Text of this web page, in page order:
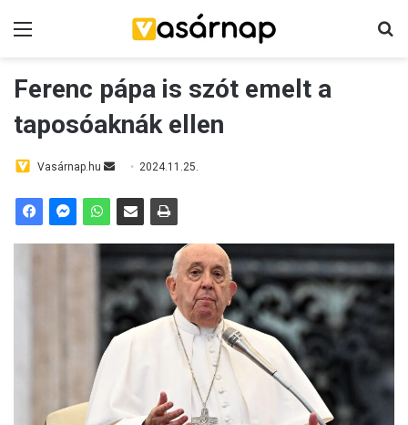
Menü
Ferenc pápa is szót emelt a
taposóaknák ellen
Vasárnap.hu
Send
email
2024.11.25.